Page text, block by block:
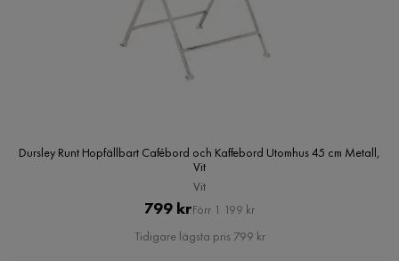
Dursley Runt Hopfällbart Cafébord och Kaffebord Utomhus 45 cm Metall,
Vit
Vit
Pris
799 kr Original
Pris
Förr 1 199 kr
Tidigare lägsta pris 799 kr